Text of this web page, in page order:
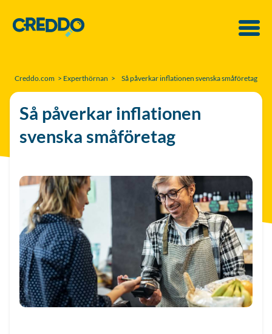
Creddo.com > Experthörnan > Så påverkar inflationen svenska småföretag
Så påverkar inflationen
svenska småföretag